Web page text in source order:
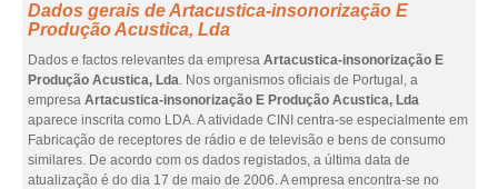
Dados gerais de Artacustica-insonorização E
Produção Acustica, Lda
Dados e factos relevantes da empresa Artacustica-insonorização E
Produção Acustica, Lda. Nos organismos oficiais de Portugal, a
empresa Artacustica-insonorização E Produção Acustica, Lda
aparece inscrita como LDA. A atividade CINI centra-se especialmente em
Fabricação de receptores de rádio e de televisão e bens de consumo
similares. De acordo com os dados registados, a última data de
atualização é do dia 17 de maio de 2006. A empresa encontra-se no